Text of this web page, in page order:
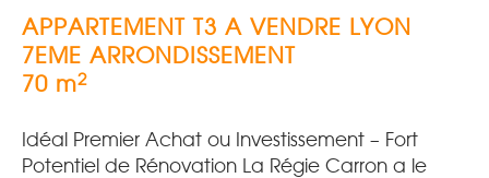
APPARTEMENT T3 A VENDRE LYON
7EME ARRONDISSEMENT
70 m2
Idéal Premier Achat ou Investissement – Fort
Potentiel de Rénovation La Régie Carron a le